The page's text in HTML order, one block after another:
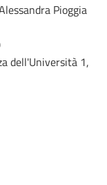
Pioggia
dell'Università 1,